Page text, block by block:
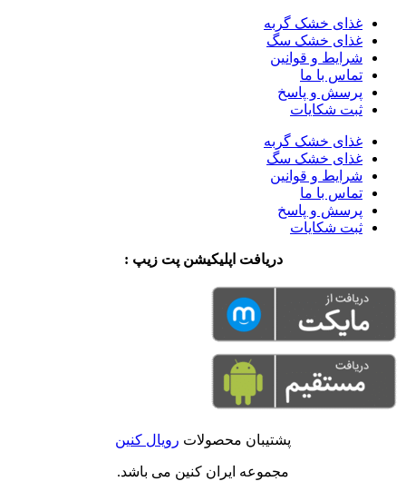
غذای خشک گربه
غذای خشک سگ
شرایط و قوانین
تماس با ما
پرسش و پاسخ
ثبت شکایات
غذای خشک گربه
غذای خشک سگ
شرایط و قوانین
تماس با ما
پرسش و پاسخ
ثبت شکایات
دریافت اپلیکیشن پت زیپ :
پشتیبان محصولات رویال کنین
مجموعه ایران کنین می باشد.